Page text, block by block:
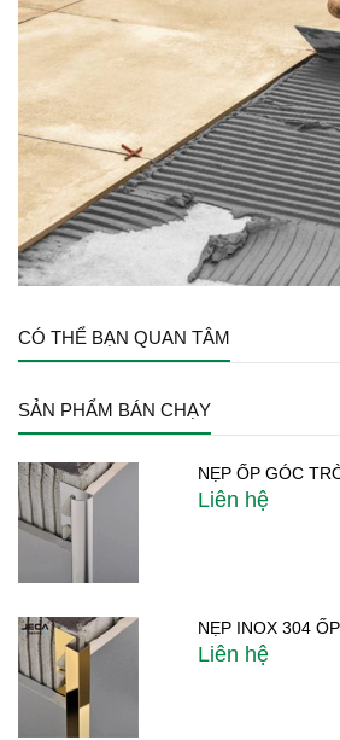
CÓ THỂ BẠN QUAN TÂM
SẢN PHẨM BÁN CHẠY
NẸP ỐP GÓC
Liên hệ
NẸP INOX 304
Liên hệ